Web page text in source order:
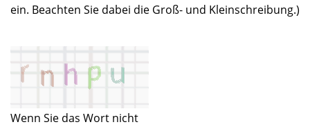
ein. Beachten Sie dabei die Groß- und Kleinschreibung.)
Wenn Sie das Wort nicht